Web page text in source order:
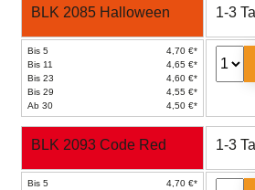
BLK 2085 Halloween 1-3
Bis 5
4,70 €*
Bis 11
4,65 €*
Bis 23
4,60 €*
Bis 29
4,55 €*
Ab 30
4,50 €*
BLK 2093 Code Red 1-3
Bis 5
4,70 €*